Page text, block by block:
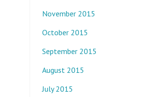
November 2015
October 2015
September 2015
August 2015
July 2015